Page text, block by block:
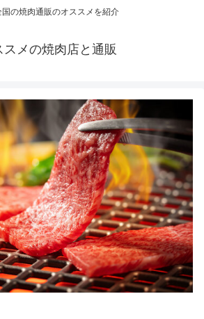
国の焼肉通販のオススメを紹介
スメの焼肉店と通販